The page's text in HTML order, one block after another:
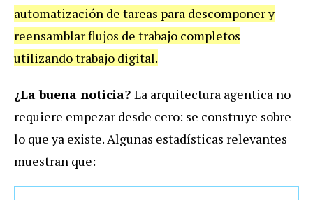
automatización de tareas para descomponer y
reensamblar flujos de trabajo completos
utilizando trabajo digital.
¿La buena noticia? La arquitectura agentica no
requiere empezar desde cero: se construye sobre
lo que ya existe. Algunas estadísticas relevantes
muestran que: